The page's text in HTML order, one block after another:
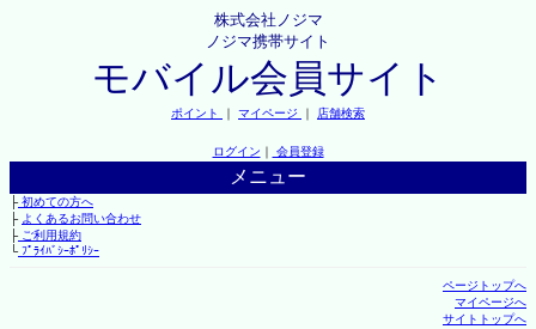
株式会社ノジマ
ノジマ携帯サイト
モバイル会員サイト
ポイント ｜ マイページ ｜ 店舗検索
ログイン ｜ 会員登録
メニュー
├初めての方へ
├ よくあるお問い合わせ
├ご利用規約
└ﾌﾟﾗｲﾊﾞｼｰﾎﾟﾘｼｰ
ページトップへ
マイページへ
サイトトップへ